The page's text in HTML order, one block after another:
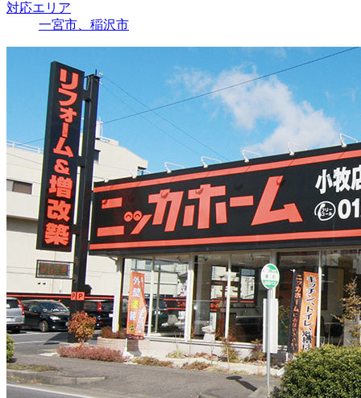
対応エリア
一宮市、稲沢市